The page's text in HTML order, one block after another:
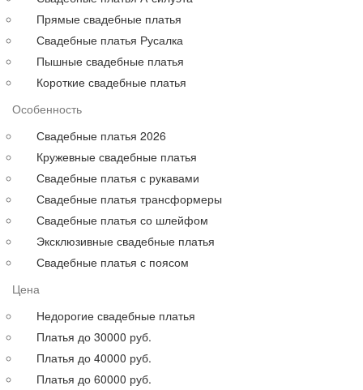
На свадьбу
С рукавами
Выпускные больших размеров
Короткие
до 30000 руб.
до 40000 руб.
до 60000 руб.
до 80000 руб.
до 100000 руб.
Прямые свадебные платья
Свадебные платья Русалка
Пышные свадебные платья
Короткие свадебные платья
Особенность
Свадебные платья 2026
Кружевные свадебные платья
Свадебные платья с рукавами
Свадебные платья трансформеры
Свадебные платья со шлейфом
Эксклюзивные свадебные платья
Свадебные платья с поясом
Цена
Недорогие свадебные платья
Платья до 30000 руб.
Платья до 40000 руб.
Платья до 60000 руб.